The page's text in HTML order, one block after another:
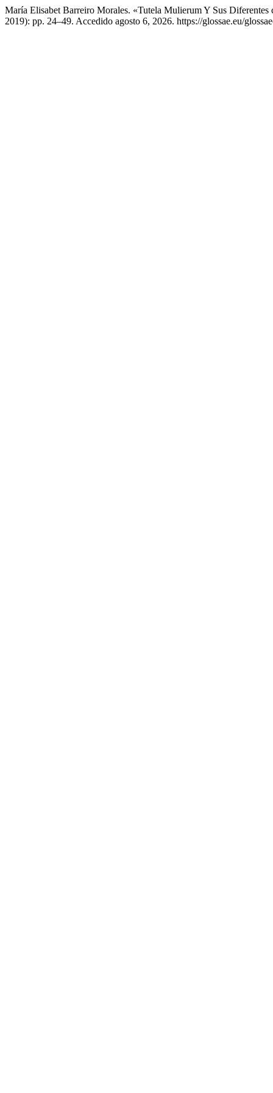
María Elisabet Barreiro Morales. «Tutela Mulierum Y Sus Diferentes
2019): pp. 24–49. Accedido agosto 6, 2026. https://glossae.eu/